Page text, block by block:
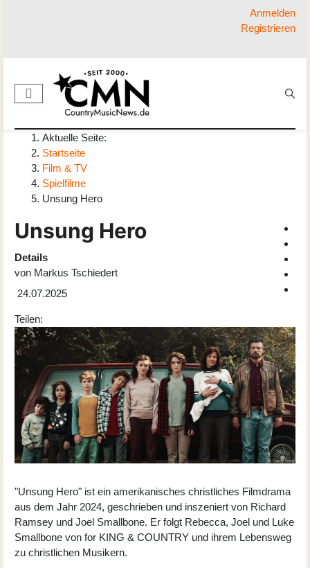
Anmelden
Registrieren
Aktuelle Seite:
Startseite
Film & TV
Spielfilme
Unsung Hero
Unsung Hero
Details
von Markus Tschiedert
24.07.2025
Teilen:
"Unsung Hero" ist ein amerikanisches christliches Filmdrama
aus dem Jahr 2024, geschrieben und inszeniert von Richard
Ramsey und Joel Smallbone. Er folgt Rebecca, Joel und Luke
Smallbone von for KING & COUNTRY und ihrem Lebensweg
zu christlichen Musikern.